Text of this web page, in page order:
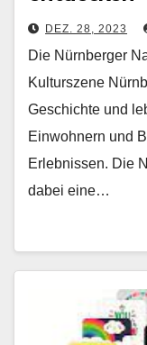
DEZ. 28, 2023
Die Nürnberger
Kulturszene
Geschichte und
Einwohnern und
Erlebnissen. Die
dabei eine…